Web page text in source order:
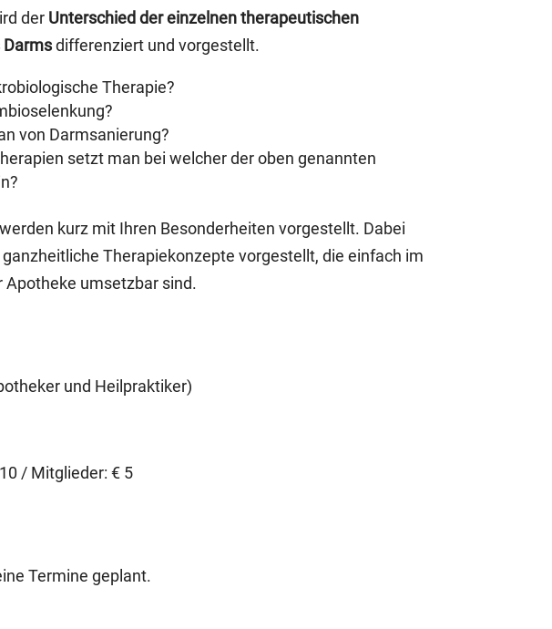
der Unterschied der einzelnen therapeutischen
differenziert und vorgestellt.
Therapie?
von Darmsanierung?
setzt man bei welcher der oben genannten
kurz mit Ihren Besonderheiten vorgestellt. Dabei
Therapiekonzepte vorgestellt, die einfach im
Apotheke umsetzbar sind.
und Heilpraktiker)
/ Mitglieder: € 5
Termine geplant.